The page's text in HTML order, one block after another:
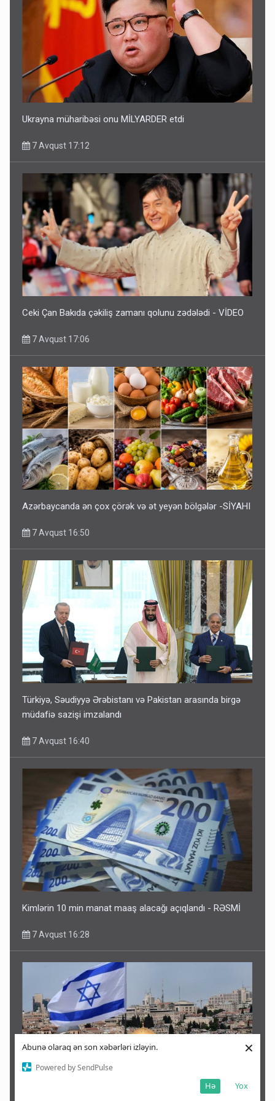
Abunə olaraq ən son xəbərləri izləyin.
Powered by SendPulse
Yox
Hə
×
Ukrayna müharibəsi onu MİLYARDER etdi
7 Avqust 17:12
Ceki Çan Bakıda çəkiliş zamanı qolunu zədələdi - VİDEO
7 Avqust 17:06
Azərbaycanda ən çox çörək və ət yeyən bölgələr -SİYAHI
7 Avqust 16:50
Türkiyə, Səudiyyə Ərəbistanı və Pakistan arasında birgə
müdafiə sazişi imzalandı
7 Avqust 16:40
Kimlərin 10 min manat maaş alacağı açıqlandı - RƏSMİ
7 Avqust 16:28